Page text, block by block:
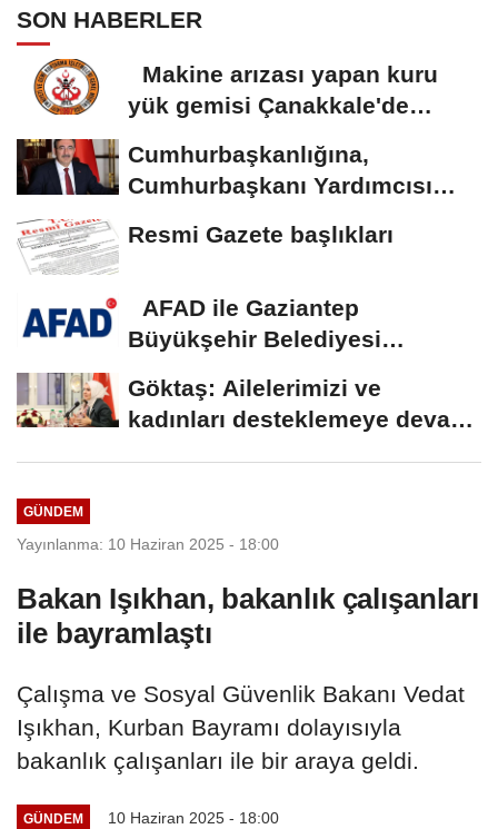
SON HABERLER
Makine arızası yapan kuru
yük gemisi Çanakkale'de
Cumhurbaşkanlığına,
Cumhurbaşkanı Yardımcısı
Resmi Gazete başlıkları
AFAD ile Gaziantep
Büyükşehir Belediyesi
Göktaş: Ailelerimizi ve
kadınları desteklemeye devam
GÜNDEM
Yayınlanma: 10 Haziran 2025 - 18:00
Bakan Işıkhan, bakanlık çalışanları
ile bayramlaştı
Çalışma ve Sosyal Güvenlik Bakanı Vedat
Işıkhan, Kurban Bayramı dolayısıyla
bakanlık çalışanları ile bir araya geldi.
GÜNDEM 10 Haziran 2025 - 18:00